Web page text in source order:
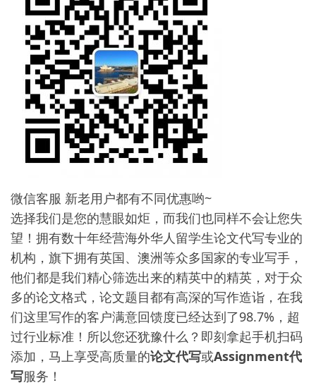
微信客服 新老用户都有不同优惠哟~
选择我们是您的慧眼如炬，而我们也同样不会让您失
望！拥有数十年经营海外华人留学生论文代写专业的
机构，旗下拥有英国、澳洲等众多国家的专业写手，
他们都是我们精心筛选出来的精英中的精英，对于众
多的论文格式，论文题目都有高深的写作造诣，在我
们这里写作的客户满意回馈度已经达到了98.7%，超
过行业标准！所以您还犹豫什么？即刻拿起手机扫码
添加，马上享受高质量的论文代写或Assignment代
写服务！